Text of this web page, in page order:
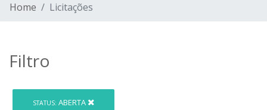
Home Licitações
Filtro
STATUS: ABERTA